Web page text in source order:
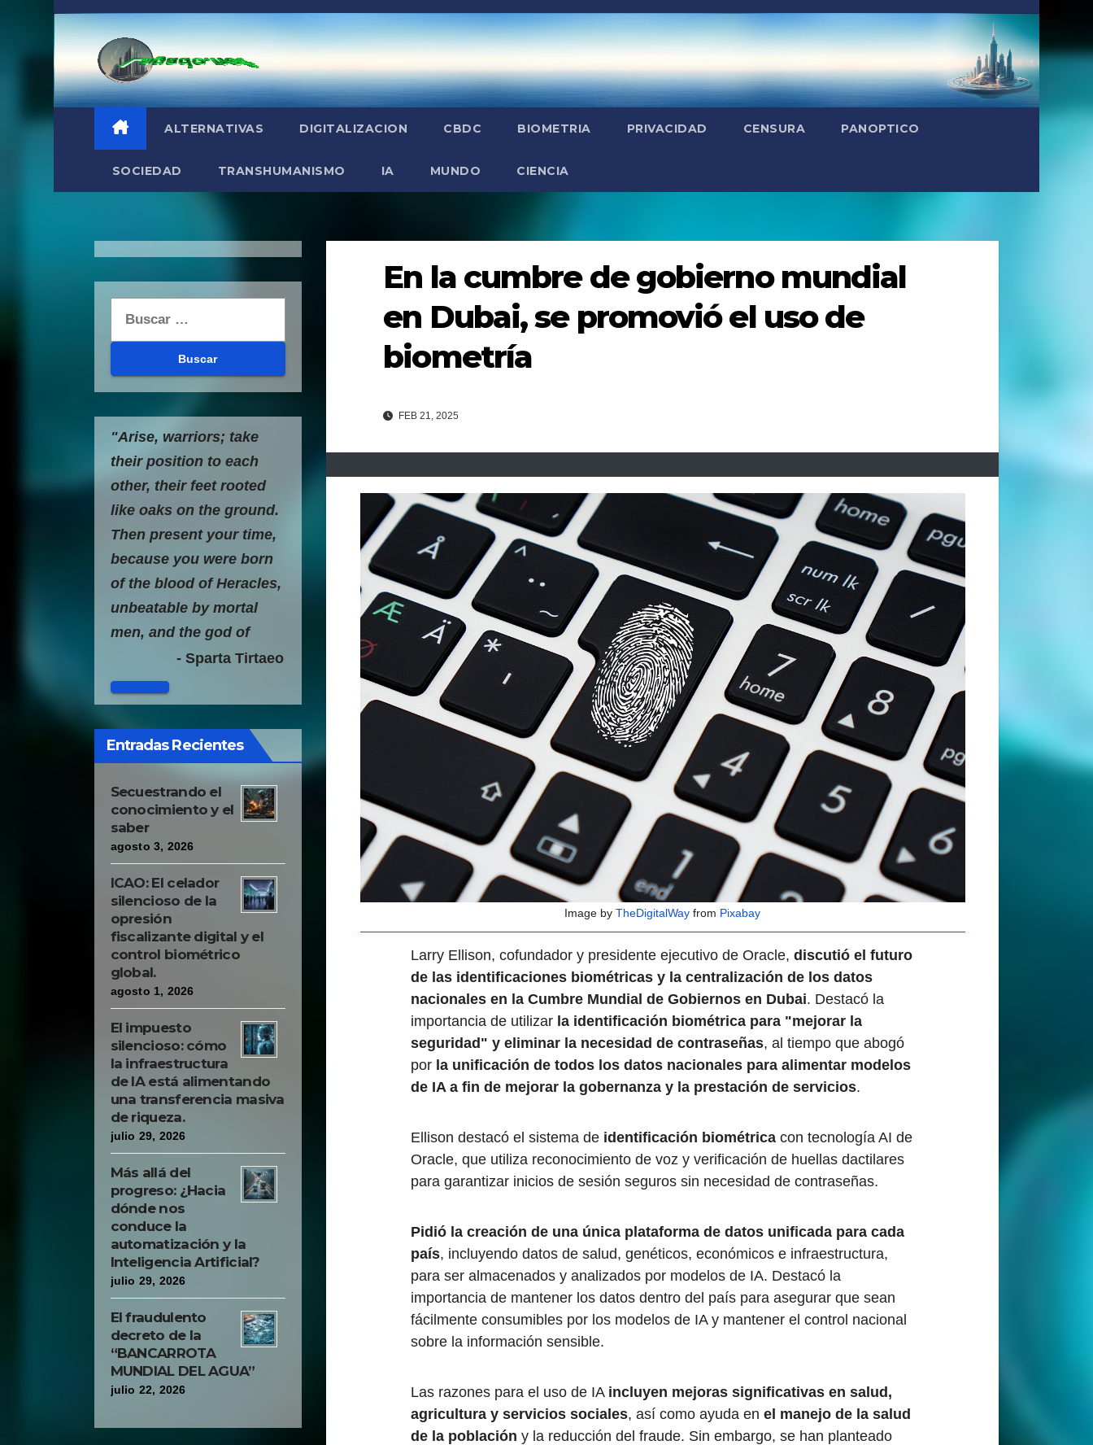
Saltar
al
contenido
ALTERNATIVAS DIGITALIZACION CBDC BIOMETRIA PRIVACIDAD CENSURA PANOPTICO
SOCIEDAD TRANSHUMANISMO IA MUNDO CIENCIA
"Arise, warriors; take
their position to each
other, their feet rooted
like oaks on the ground.
Then present your time,
because you were born
of the blood of Heracles,
unbeatable by mortal
men, and the god of
gods has never turned
his back on you. "
- Sparta Tirtaeo
Entradas Recientes
Secuestrando el
conocimiento y el
saber
agosto 3, 2026
ICAO: El celador
silencioso de la
opresión
fiscalizante digital y el
control biométrico
global.
agosto 1, 2026
El impuesto
silencioso: cómo
la infraestructura
de IA está alimentando
una transferencia masiva
de riqueza.
julio 29, 2026
Más allá del
progreso: ¿Hacia
dónde nos
conduce la
automatización y la
Inteligencia Artificial?
julio 29, 2026
El fraudulento
decreto de la
“BANCARROTA
MUNDIAL DEL AGUA”
julio 22, 2026
En la cumbre de gobierno mundial
en Dubai, se promovió el uso de
biometría
FEB 21, 2025
Image byTheDigitalWay from Pixabay
Larry Ellison, cofundador y presidente ejecutivo de Oracle, discutió el futuro
de las identificaciones biométricas y la centralización de los datos
nacionales en la Cumbre Mundial de Gobiernos en Dubai. Destacó la
importancia de utilizar la identificación biométrica para "mejorar la
seguridad" y eliminar la necesidad de contraseñas, al tiempo que abogó
por la unificación de todos los datos nacionales para alimentar modelos
de IA a fin de mejorar la gobernanza y la prestación de servicios.
Ellison destacó el sistema de identificación biométricacon tecnología AI de
Oracle, que utiliza reconocimiento de voz y verificación de huellas dactilares
para garantizar inicios de sesión seguros sin necesidad de contraseñas.
Pidió la creación de una única plataforma de datos unificada para cada
país, incluyendo datos de salud, genéticos, económicos e infraestructura,
para ser almacenados y analizados por modelos de IA. Destacó la
importancia de mantener los datos dentro del país para asegurar que sean
fácilmente consumibles por los modelos de IA y mantener el control nacional
sobre la información sensible.
Las razones para el uso de IA incluyen mejoras significativas en salud,
agricultura y servicios sociales, así como ayuda en el manejo de la salud
de la población y la reducción del fraude. Sin embargo, se han planteado